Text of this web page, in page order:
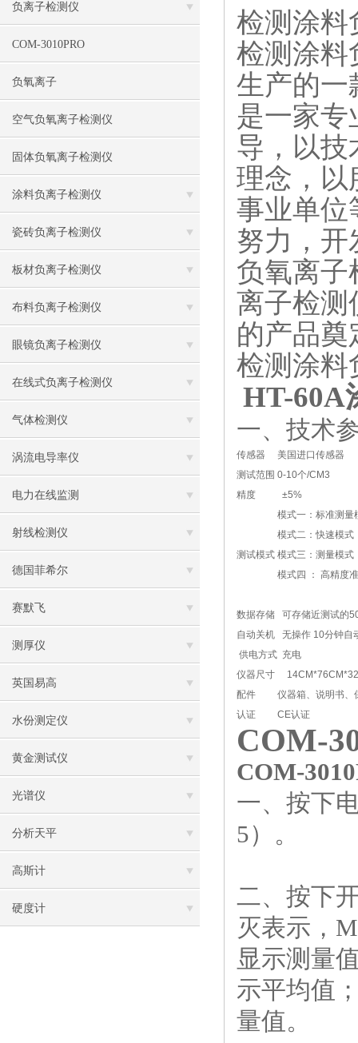
负离子检测仪
COM-3010PRO
负氧离子
空气负氧离子检测仪
固体负氧离子检测仪
涂料负离子检测仪
瓷砖负离子检测仪
板材负离子检测仪
布料负离子检测仪
眼镜负离子检测仪
在线式负离子检测仪
气体检测仪
涡流电导率仪
电力在线监测
射线检测仪
德国菲希尔
赛默飞
测厚仪
英国易高
水份测定仪
黄金测试仪
光谱仪
分析天平
高斯计
硬度计
检测涂料
检测涂料
生产的一
是一家专
导，以技
理念，以
事业单位
努力，
负氧离子
离子检测
的产品奠
检测涂料
HT-60A
一、技术
传感器
美国进口传感器
测试范围 0-10个/CM3
精度
±5%
测试模式
模式一：标准测量
模式二：快速模式
模式三：测量模式
模式四 ： 高精度
数据存储
可存储近测试的
自动关机
无操作 10分钟自
供电方式 充电
仪器尺寸
配件
仪器箱、说明书、
认证
CE认证
COM-
COM-
一、按下
5）。
二、按下
灭表示，
显示测量
示平均值
量值。